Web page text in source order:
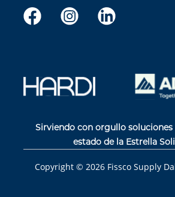
Sirviendo con orgullo soluciones
estado de la Estrella
Copyright © 2026 Fissco Supply